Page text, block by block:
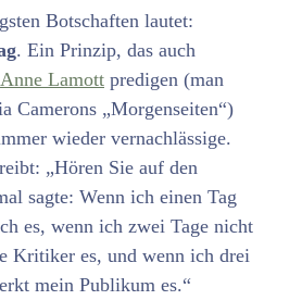
Botschaften lautet:
. Ein Prinzip, das auch
Anne Lamott predigen (man
Camerons „Morgenseiten“)
wieder vernachlässige.
„Hören Sie auf den
sagte: Wenn ich einen Tag
es, wenn ich zwei Tage nicht
Kritiker es, und wenn ich drei
mein Publikum es.“